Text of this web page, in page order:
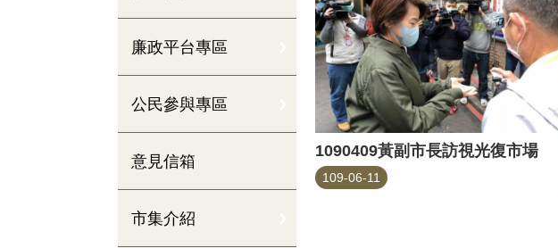
廉政平台專區
公民參與專區
意見信箱
市集介紹
1090409黃副市長訪視光復市場
109-06-11